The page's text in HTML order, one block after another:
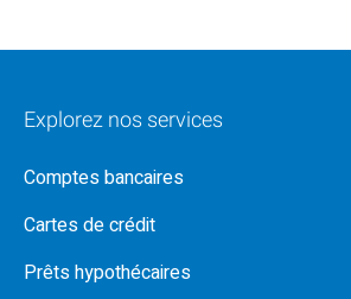
Explorez nos services
Comptes bancaires
Cartes de crédit
Prêts hypothécaires